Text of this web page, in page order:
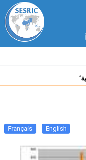
English
Français